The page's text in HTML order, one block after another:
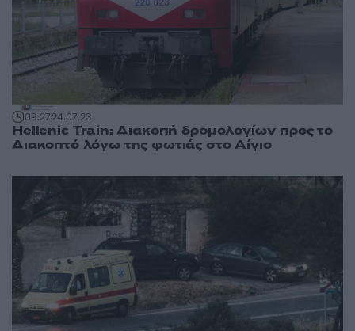
09:2724.07.23
Hellenic Train: Διακοπή δρομολογίων προς το
Διακοπτό λόγω της φωτιάς στο Αίγιο